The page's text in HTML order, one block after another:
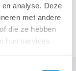
analyse. Deze
met andere
die ze hebben
hun services.